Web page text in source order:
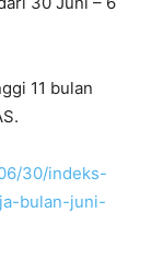
11 bulan
30/indeks-
bulan-juni-